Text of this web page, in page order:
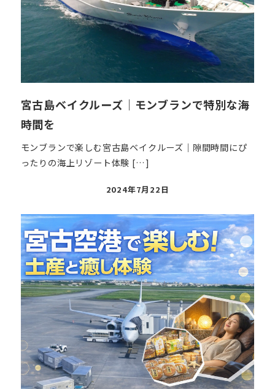
宮古島ベイクルーズ｜モンブランで特別な海
時間を
モンブランで楽しむ宮古島ベイクルーズ｜隙間時間にぴ
ったりの海上リゾート体験 […]
投
日
2024年7月22日